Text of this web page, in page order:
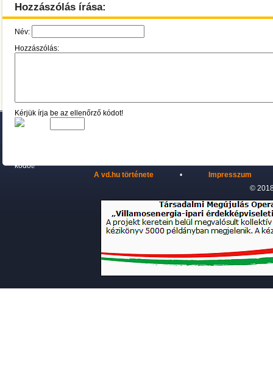
Hozzászólás írása:
Név:
Hozzászólás:
Kérjük írja be az ellenőrző kódot!
A vd.hu története •
Impresszum
©